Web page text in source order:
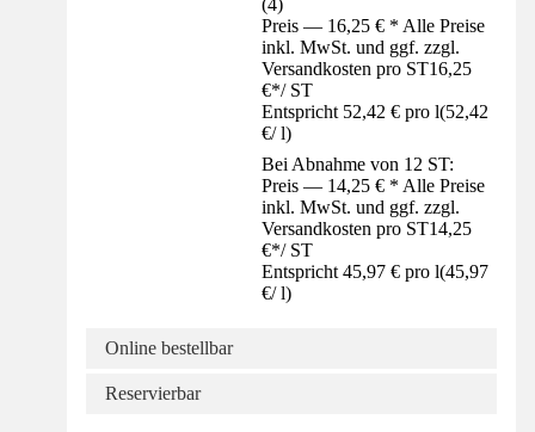
(4)
Preis — 16,25 € * Alle Preise
inkl. MwSt. und ggf. zzgl.
Versandkosten pro ST16,25
€*/ ST
Entspricht 52,42 € pro l(52,42
€/ l)
Bei Abnahme von 12 ST:
Preis — 14,25 € * Alle Preise
inkl. MwSt. und ggf. zzgl.
Versandkosten pro ST14,25
€*/ ST
Entspricht 45,97 € pro l(45,97
€/ l)
Online bestellbar
Reservierbar